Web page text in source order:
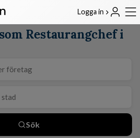
Logga in
Restaurangchef i
Sök